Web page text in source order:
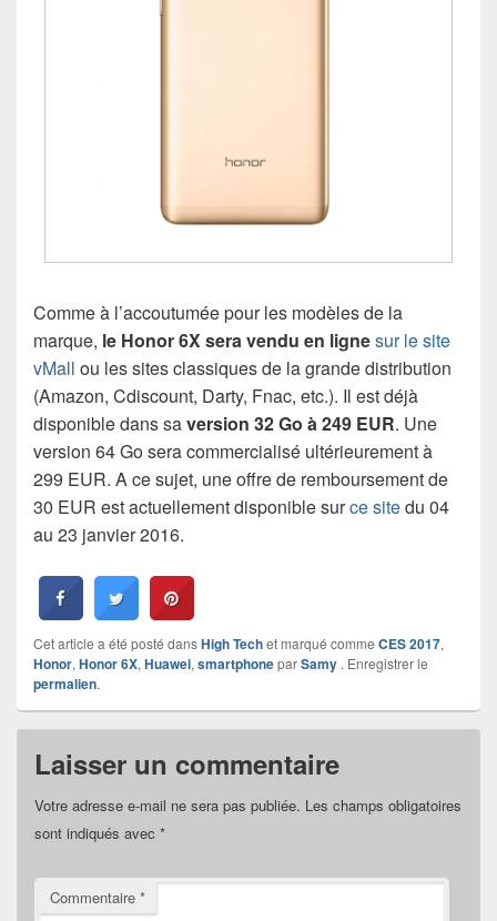
Comme à l’accoutumée pour les modèles de la
marque, le Honor 6X sera vendu en lignesur le site
vMall ou les sites classiques de la grande distribution
(Amazon, Cdiscount, Darty, Fnac, etc.). Il est déjà
disponible dans saversion 32 Go à 249 EUR. Une
version 64 Go sera commercialisé ultérieurement à
299 EUR. A ce sujet, une offre de remboursement de
30 EUR est actuellement disponible surce sitedu 04
au 23 janvier 2016.
Cet article a été posté dansHigh Techet marqué comme CES 2017,
Honor, Honor 6X, Huawei, smartphoneparSamy . Enregistrer le
permalien.
Laisser un commentaire
Votre adresse e-mail ne sera pas publiée. Les champs obligatoires
sont indiqués avec *
Commentaire *